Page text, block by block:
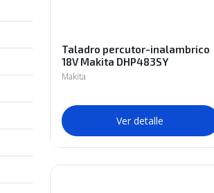
Taladro percutor-inalambrico
18V Makita DHP483SY
Makita
Ver detalle